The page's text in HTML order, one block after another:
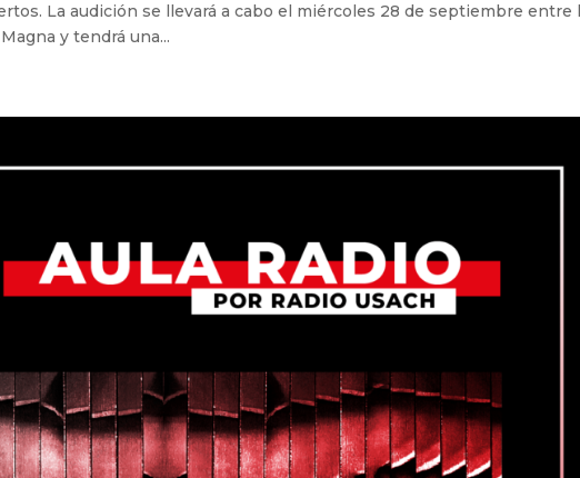
La audición se llevará a cabo el miércoles 28 de septiembre entre
y tendrá una...